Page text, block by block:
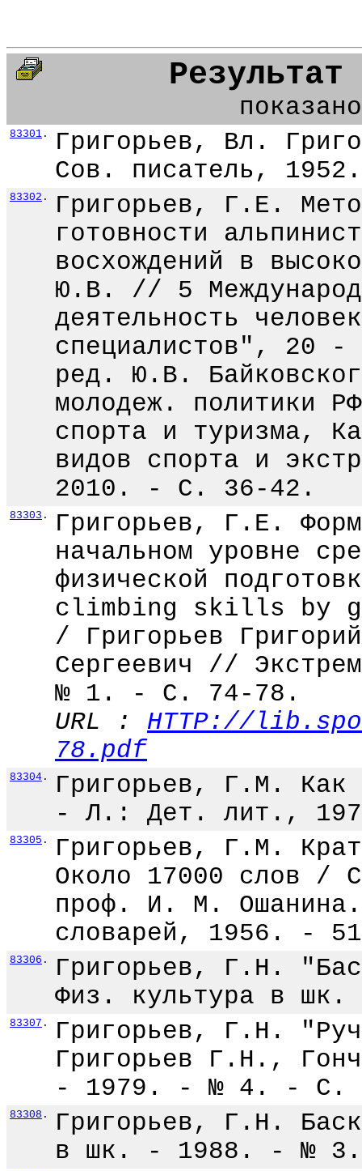
Результат
83301 .
Григорьев, Вл.
Сов. писатель,
83302 .
Григорьев, Г.Е.
готовности
восхождений в
Ю.В. // 5
деятельность
специалистов", 20
ред. Ю.В.
молодеж. политики
спорта и туризма,
видов спорта и
2010. - С. 36-42.
83303 .
Григорьев, Г.Е.
начальном уровне
физической
climbing skills by
/ Григорьев
Сергеевич //
№ 1. - C. 74-78.
URL : HTTP://
78.pdf
83304 .
Григорьев, Г.М.
- Л.: Дет. лит.,
83305 .
Григорьев, Г.М.
Около 17000 слов /
проф. И. М.
словарей, 1956. -
83306 .
Григорьев, Г.Н.
Физ. культура в
83307 .
Григорьев, Г.Н.
Григорьев Г.Н.,
- 1979. - № 4. - С.
83308 .
Григорьев, Г.Н.
в шк. - 1988. - №